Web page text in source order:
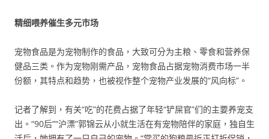
精细喂养催生多元市场
宠物食品是为宠物制作的食品，大致可分为主粮、零食和营养保
健品三类。作为宠物刚需产品，宠物食品占据宠物消费市场一半
份额，其特点和趋势，也被视作整个宠物产业发展的“风向标”。
记者了解到，有关“吃”的花费占据了年轻“铲屎官”们的主要养宠支
出。“90后”“沪漂”郭锦云从小就生活在有宠物陪伴的家庭，独自生